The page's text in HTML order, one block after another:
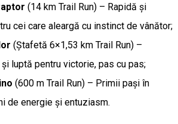
(14 km Trail Run) – Rapidă și
cei care aleargă cu instinct de vânător;
(Ștafetă 6×1,53 km Trail Run) –
luptă pentru victorie, pas cu pas;
(600 m Trail Run) – Primii pași în
de energie și entuziasm.